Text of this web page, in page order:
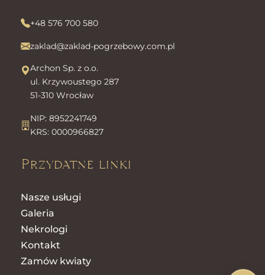
+48 576 700 580
zaklad@zaklad-pogrzebowy.com.pl
Archon Sp. z o.o.
ul. Krzywoustego 287
51-310 Wrocław
NIP: 8952241749
KRS: 0000966827
Przydatne linki
Nasze usługi
Galeria
Nekrologi
Kontakt
Zamów kwiaty